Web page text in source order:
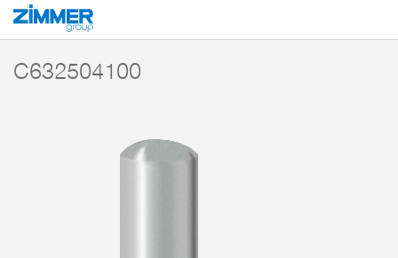
Inicio Productos
C632504100